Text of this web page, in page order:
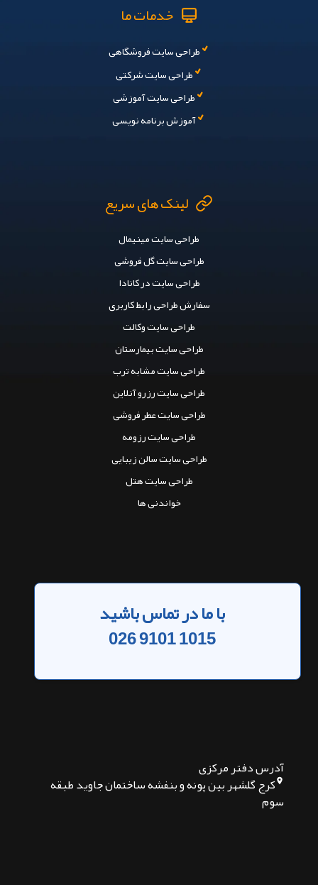
خدمات ما
طراحی سایت فروشگاهی
طراحی سایت شرکتی
طراحی سایت آموزشی
آموزش برنامه نویسی
لینک های سریع
طراحی سایت مینیمال
طراحی سایت گل فروشی
طراحی سایت در کانادا
سفارش طراحی رابط کاربری
طراحی سایت وکالت
طراحی سایت بیمارستان
طراحی سایت مشابه ترب
طراحی سایت رزرو آنلاین
طراحی سایت عطر فروشی
طراحی سایت رزومه
طراحی سایت سالن زیبایی
طراحی سایت هتل
خواندنی ها
با ما در تماس باشید
026 9101 1015
آدرس دفتر مرکزی
کرج گلشهر بین پونه و بنفشه ساختمان جاوید طبقه
سوم